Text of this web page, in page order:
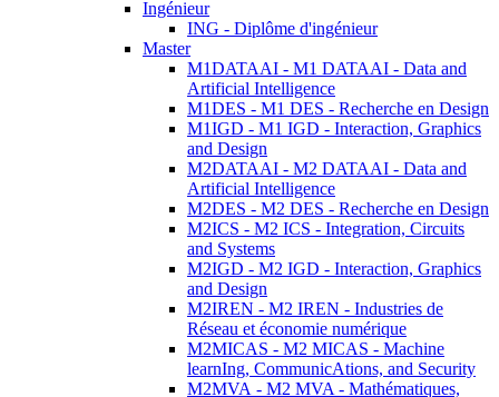
Ingénieur
ING - Diplôme d'ingénieur
Master
M1DATAAI - M1 DATAAI - Data and
Artificial Intelligence
M1DES - M1 DES - Recherche en Design
M1IGD - M1 IGD - Interaction, Graphics
and Design
M2DATAAI - M2 DATAAI - Data and
Artificial Intelligence
M2DES - M2 DES - Recherche en Design
M2ICS - M2 ICS - Integration, Circuits
and Systems
M2IGD - M2 IGD - Interaction, Graphics
and Design
M2IREN - M2 IREN - Industries de
Réseau et économie numérique
M2MICAS - M2 MICAS - Machine
learnIng, CommunicAtions, and Security
M2MVA - M2 MVA - Mathématiques,